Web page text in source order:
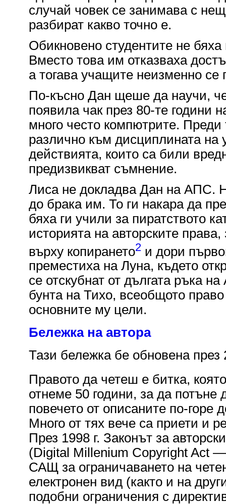
случай човек се занимава с
разбират какво точно е.
Обикновено студентите не
Вместо това им отказваха
а тогава учащите неизменно
По-късно Дан щеше да научи,
появила чак през 80-те години
много често компютрите. Преди
различно към дисциплината на
действията, които са били
предизвикват съмнение.
Лиса не докладва Дан на АПС.
до брака им. То ги накара да
бяха ги учили за пиратството
историята на авторските
върху копирането2и дори
преместиха на Луна, където
се отскубнат от дългата ръка
бунта на Тихо, всеобщото
основните му цели.
Бележка на автора
Тази бележка бе обновена през
Правото да четеш е битка,
отнеме 50 години, за да
повечето от описаните по-горе
Много от тях вече са приети и
През 1998 г. Законът за
(Digital Millenium Copyright Act
САЩ за ограничаването на
електронен вид (както и на
подобни ограничения с